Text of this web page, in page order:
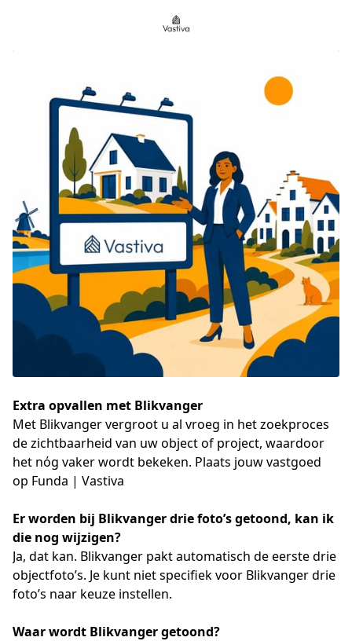
Extra opvallen met Blikvanger
Met Blikvanger vergroot u al vroeg in het zoekproces
de zichtbaarheid van uw object of project, waardoor
het nόg vaker wordt bekeken. Plaats jouw vastgoed
op Funda | Vastiva
Er worden bij Blikvanger drie foto’s getoond, kan ik
die nog wijzigen?
Ja, dat kan. Blikvanger pakt automatisch de eerste drie
objectfoto’s. Je kunt niet specifiek voor Blikvanger drie
foto’s naar keuze instellen.
Waar wordt Blikvanger getoond?